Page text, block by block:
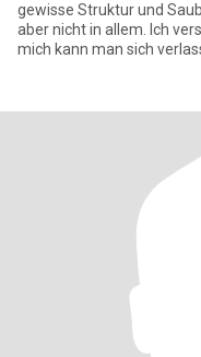
gewisse Struktur und
aber nicht in allem. Ich
mich kann man sich